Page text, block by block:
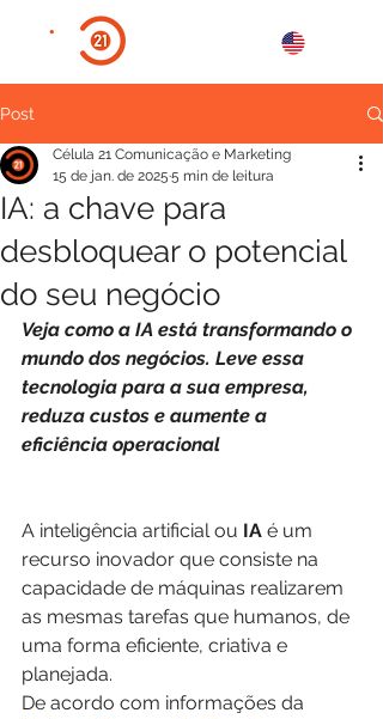
Post
IA: a chave para
desbloquear o potencial
do seu negócio
Célula 21 Comunicação e Marketing
15 de jan. de 2025 5 min de leitura
Veja como a IA está transformando o
mundo dos negócios. Leve essa
tecnologia para a sua empresa,
reduza custos e aumente a
eficiência operacional
A inteligência artificial ou IA é um
recurso inovador que consiste na
capacidade de máquinas realizarem
as mesmas tarefas que humanos, de
uma forma eficiente, criativa e
planejada.
De acordo com informações da